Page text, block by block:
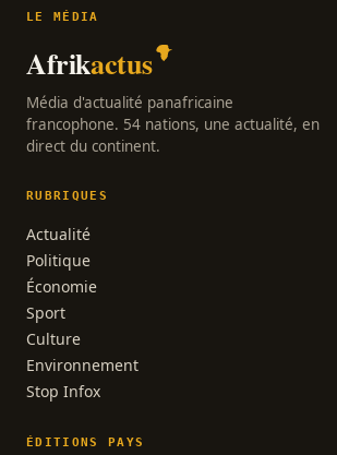
LE MÉDIA
Afrikactus
Média d'actualité panafricaine
francophone. 54 nations, une actualité, en
direct du continent.
RUBRIQUES
Actualité
Politique
Économie
Sport
Culture
Environnement
Stop Infox
ÉDITIONS PAYS